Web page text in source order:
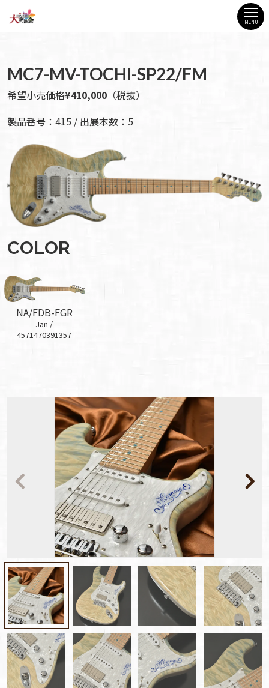
MENU
MC7-MV-TOCHI-SP22/FM
希望小売価格¥410,000 （税抜）
製品番号：415 / 出展本数：5
COLOR
NA/FDB-FGR
Jan /
4571470391357